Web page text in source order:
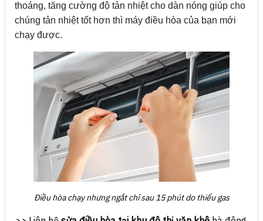
thoáng, tăng cường độ tản nhiệt cho dàn nóng giúp cho
chúng tản nhiệt tốt hơn thì máy điều hòa của bạn mới
chạy được.
Điều hòa chạy nhưng ngắt chỉ sau 15 phút do thiếu gas